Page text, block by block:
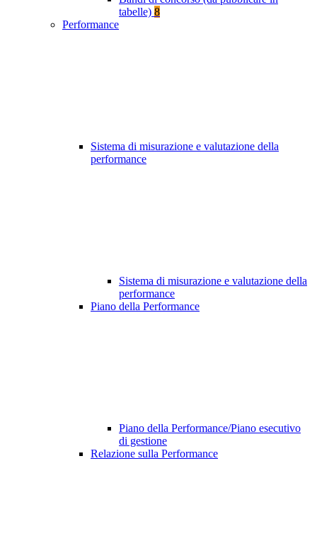
tabelle) 8
Performance
Sistema di misurazione e valutazione della
performance
Sistema di misurazione e valutazione della
performance
Piano della Performance
Piano della Performance/Piano esecutivo
di gestione
Relazione sulla Performance